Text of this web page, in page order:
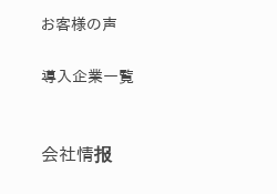
お客様の声
導入企業一覧
会社情报